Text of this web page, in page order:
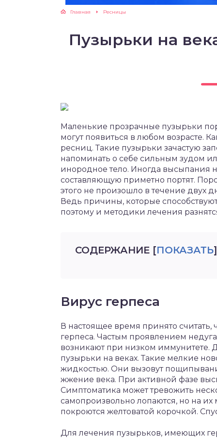
Главная Ресницы
Пузырьки на
Маленькие прозрачные пузырьки
могут появиться в любом возрасте.
ресниц. Такие пузырьки зачастую
напоминать о себе сильным зудом
инородное тело. Иногда высыпания
составляющую приметно портят.
этого не произошло в течение двух
Ведь причины, которые
поэтому и методики лечения
СОДЕРЖАНИЕ [ПОКАЗАТЬ]
Вирус герпеса
В настоящее время принято
герпеса. Частым проявлением
возникают при низком иммунитете.
пузырьки на веках. Такие мелкие
жидкостью. Они вызовут
жжение века. При активной фазе
Симптоматика может тревожить
самопроизвольно лопаются, но на их
покроются желтоватой корочкой.
Для лечения пузырьков, имеющих